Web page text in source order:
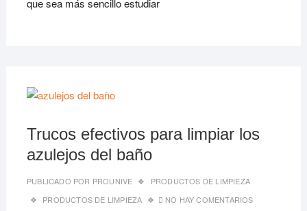
que sea más sencillo estudiar
Trucos efectivos para limpiar los
azulejos del baño
PUBLICADO POR PROUNIVE
PRODUCTOS DE LIMPIEZA
PRODUCTOS DE LIMPIEZA
NO HAY COMENTARIOS